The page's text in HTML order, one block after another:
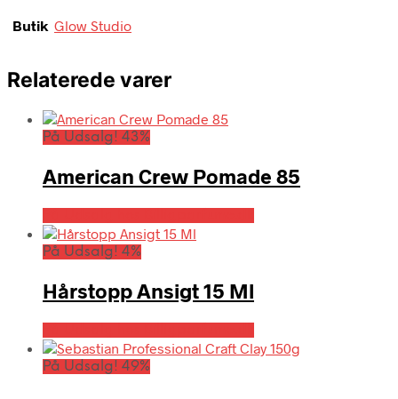
Butik Glow Studio
Relaterede varer
På Udsalg! 43%
American Crew Pomade 85
På Udsalg! 4%
Hårstopp Ansigt 15 Ml
På Udsalg! 49%